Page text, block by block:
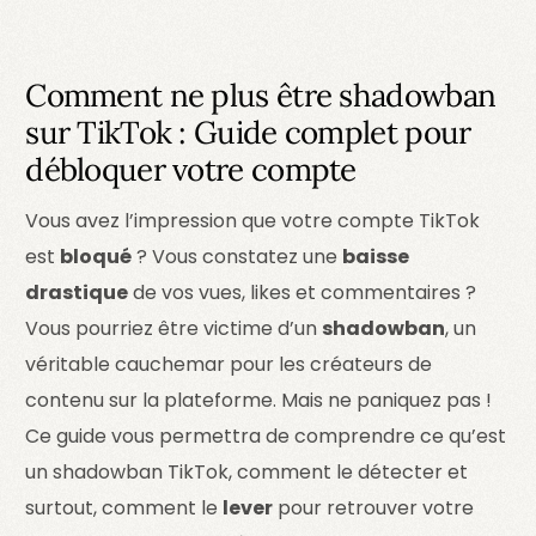
Comment ne plus être shadowban
sur TikTok : Guide complet pour
débloquer votre compte
Vous avez l’impression que votre compte TikTok
est bloqué? Vous constatez une baisse
drastiquede vos vues, likes et commentaires ?
Vous pourriez être victime d’unshadowban, un
véritable cauchemar pour les créateurs de
contenu sur la plateforme. Mais ne paniquez pas !
Ce guide vous permettra de comprendre ce qu’est
un shadowban TikTok, comment le détecter et
surtout, comment le lever pour retrouver votre